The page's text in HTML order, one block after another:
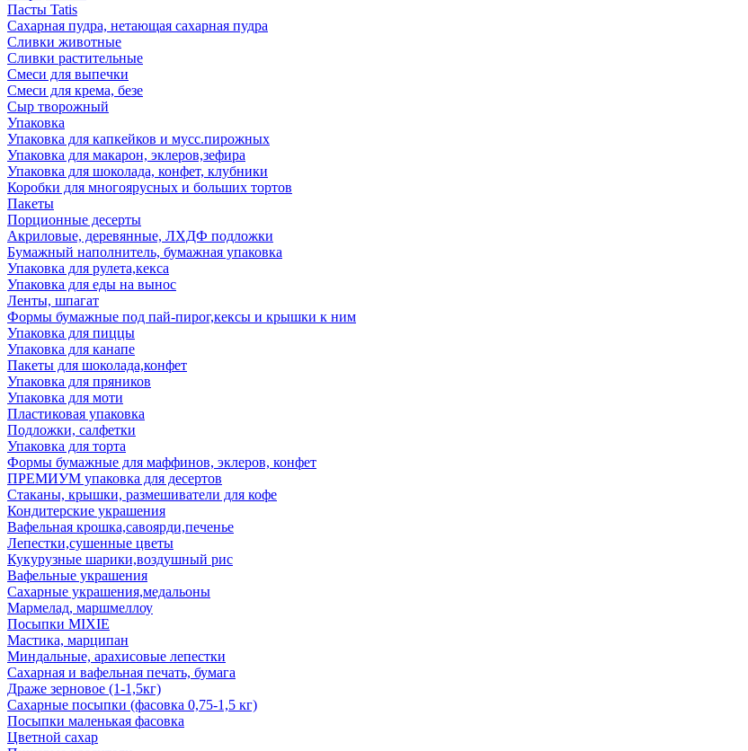
Пасты Tatis
Сахарная пудра, нетающая сахарная пудра
Сливки животные
Сливки растительные
Смеси для выпечки
Смеси для крема, безе
Сыр творожный
Упаковка
Упаковка для капкейков и мусс.пирожных
Упаковка для макарон, эклеров,зефира
Упаковка для шоколада, конфет, клубники
Коробки для многоярусных и больших тортов
Пакеты
Порционные десерты
Акриловые, деревянные, ЛХДФ подложки
Бумажный наполнитель, бумажная упаковка
Упаковка для рулета,кекса
Упаковка для еды на вынос
Ленты, шпагат
Формы бумажные под пай-пирог,кексы и крышки к ним
Упаковка для пиццы
Упаковка для канапе
Пакеты для шоколада,конфет
Упаковка для пряников
Упаковка для моти
Пластиковая упаковка
Подложки, салфетки
Упаковка для торта
Формы бумажные для маффинов, эклеров, конфет
ПРЕМИУМ упаковка для десертов
Стаканы, крышки, размешиватели для кофе
Кондитерские украшения
Вафельная крошка,савоярди,печенье
Лепестки,сушенные цветы
Кукурузные шарики,воздушный рис
Вафельные украшения
Сахарные украшения,медальоны
Мармелад, маршмеллоу
Посыпки MIXIE
Мастика, марципан
Миндальные, арахисовые лепестки
Сахарная и вафельная печать, бумага
Драже зерновое (1-1,5кг)
Сахарные посыпки (фасовка 0,75-1,5 кг)
Посыпки маленькая фасовка
Цветной сахар